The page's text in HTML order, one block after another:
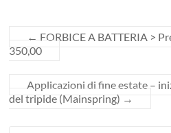
Agrarie
← FORBICE A BATTERIA >
350,00
Applicazioni di fine estate –
del tripide (Mainspring) →